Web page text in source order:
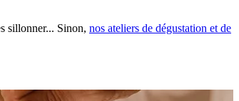
sillonner... Sinon, nos ateliers de dégustation et de